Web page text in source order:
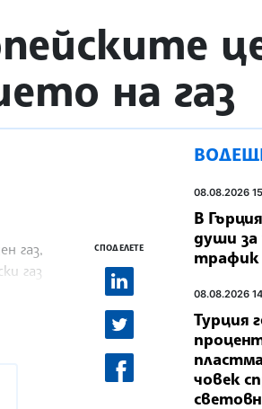
на газ
газ,
газ
СПОДЕЛЕТЕ
08.08.2026
В
души за
трафик
08.08.2026
Турция
човек